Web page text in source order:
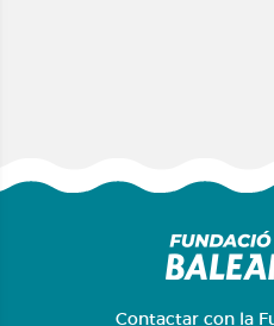
Contactarcon la